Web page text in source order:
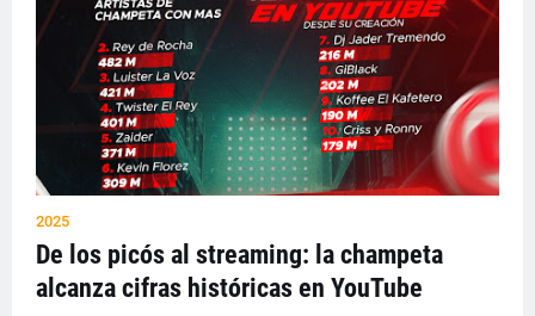
2025
De los picós al streaming: la champeta
alcanza cifras históricas en YouTube